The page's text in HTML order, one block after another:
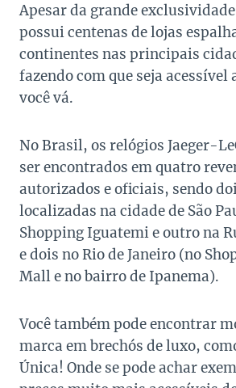
Apesar da grande
possui centenas de lojas
continentes nas principais
fazendo com que seja acessível
você vá.
No Brasil, os relógios Jaeger-
ser encontrados em quatro
autorizados e oficiais, sendo
localizadas na cidade de São
Shopping Iguatemi e outro na
e dois no Rio de Janeiro (no
Mall e no bairro de Ipanema).
Você também pode encontrar
marca em brechós de luxo,
Única! Onde se pode achar